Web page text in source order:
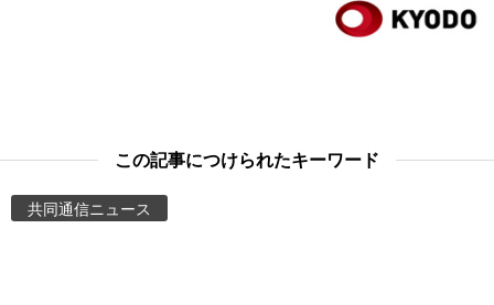
この記事につけられたキーワード
共同通信ニュース